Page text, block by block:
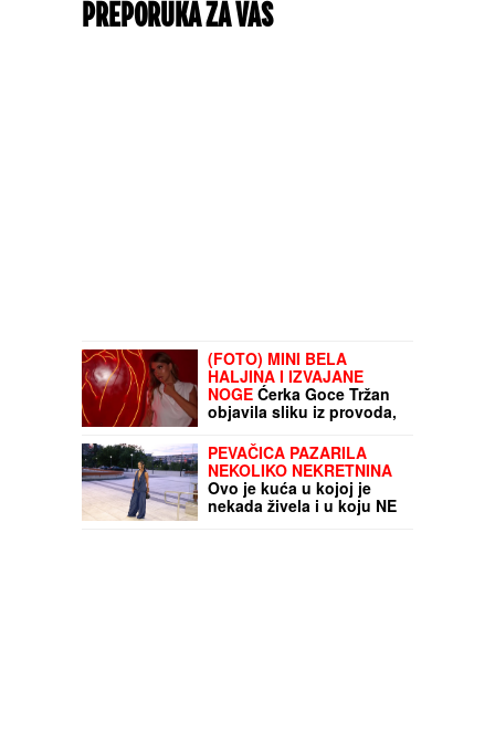
PREPORUKA ZA VAS
(FOTO) MINI BELA
HALJINA I IZVAJANE
NOGE Ćerka Goce Tržan
objavila sliku iz provoda,
PEVAČICA PAZARILA
NEKOLIKO NEKRETNINA
Ovo je kuća u kojoj je
nekada živela i u koju NE